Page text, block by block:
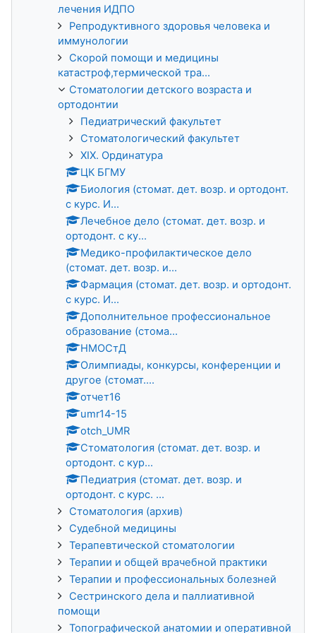
лечения ИДПО
Репродуктивного здоровья человека и
иммунологии
Скорой помощи и медицины
катастроф,термической тра...
Стоматологии детского возраста и
ортодонтии
Педиатрический факультет
Стоматологический факультет
XIX. Ординатура
ЦК БГМУ
Биология (стомат. дет. возр. и ортодонт.
с курс. И...
Лечебное дело (стомат. дет. возр. и
ортодонт. с ку...
Медико-профилактическое дело
(стомат. дет. возр. и...
Фармация (стомат. дет. возр. и ортодонт.
с курс. И...
Дополнительное профессиональное
образование (стома...
НМОСтД
Олимпиады, конкурсы, конференции и
другое (стомат....
отчет16
umr14-15
otch_UMR
Стоматология (стомат. дет. возр. и
ортодонт. с кур...
Педиатрия (стомат. дет. возр. и
ортодонт. с курс. ...
Стоматология (архив)
Судебной медицины
Терапевтической стоматологии
Терапии и общей врачебной практики
Терапии и профессиональных болезней
Сестринского дела и паллиативной
помощи
Топографической анатомии и оперативной